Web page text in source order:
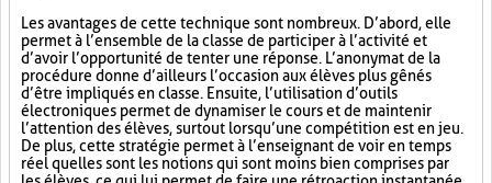
Les avantages de cette technique sont nombreux. D’abord, elle
permet à l’ensemble de la classe de participer à l’activité et
d’avoir l’opportunité de tenter une réponse. L’anonymat de la
procédure donne d’ailleurs l’occasion aux élèves plus gênés
d’être impliqués en classe. Ensuite, l’utilisation d’outils
électroniques permet de dynamiser le cours et de maintenir
l’attention des élèves, surtout lorsqu’une compétition est en jeu.
De plus, cette stratégie permet à l’enseignant de voir en temps
réel quelles sont les notions qui sont moins bien comprises par